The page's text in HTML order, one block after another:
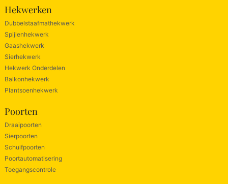
Hekwerken
Dubbelstaafmathekwerk
Spijlenhekwerk
Gaashekwerk
Sierhekwerk
Hekwerk Onderdelen
Balkonhekwerk
Plantsoenhekwerk
Poorten
Draaipoorten
Sierpoorten
Schuifpoorten
Poortautomatisering
Toegangscontrole